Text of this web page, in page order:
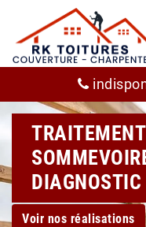
Voir nos réalisations